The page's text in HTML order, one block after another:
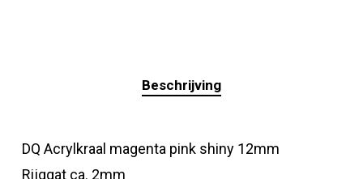
Beschrijving
DQ Acrylkraal magenta pink shiny 12mm
Rijggat ca. 2mm